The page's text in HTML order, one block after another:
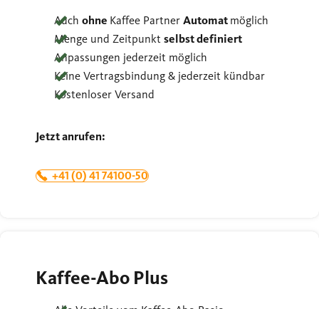
Auchohne Kaffee PartnerAutomat möglich
Menge und Zeitpunktselbst definiert
Anpassungen jederzeit möglich
Keine Vertragsbindung & jederzeit kündbar
Kostenloser Versand
Jetzt anrufen:
+41 (0) 41 74100-50
Kaffee-Abo Plus